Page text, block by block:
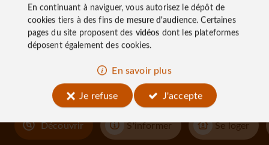
À découvrir
aux
alentours
Découvrir S'informer Se loger
En continuant à naviguer, vous autorisez le dépôt de
cookies tiers à des fins de mesure d'audience. Certaines
pages du site proposent des vidéos dont les plateformes
déposent également des cookies.
En savoir plus
Je refuse
J'accepte